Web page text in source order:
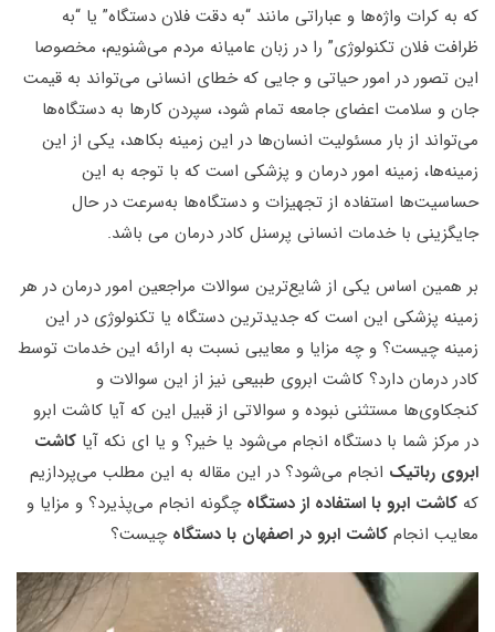
که به کرات واژه‌ها و عباراتی مانند “به دقت فلان دستگاه” یا “به
ظرافت فلان تکنولوژی” را در زبان عامیانه مردم می‌شنویم، مخصوصا
این تصور در امور حیاتی و جایی که خطای انسانی می‌تواند به قیمت
جان و سلامت اعضای جامعه تمام شود، سپردن کارها به دستگاه‌ها
می‌تواند از بار مسئولیت انسان‌ها در این زمینه بکاهد، یکی از این
زمینه‌ها، زمینه امور درمان و پزشکی است که با توجه به این
حساسیت‌ها استفاده از تجهیزات و دستگاه‌ها به‌سرعت در حال
جایگزینی با خدمات انسانی پرسنل کادر درمان می باشد.
بر همین اساس یکی از شایع‌ترین سوالات مراجعین امور درمان در هر
زمینه پزشکی این است که جدیدترین دستگاه یا تکنولوژی در این
زمینه چیست؟ و چه مزایا و معایبی نسبت به ارائه این خدمات توسط
کادر درمان دارد؟ کاشت ابروی طبیعی نیز از این سوالات و
کنجکاوی‌ها مستثنی نبوده و سوالاتی از قبیل این که آیا کاشت ابرو
در مرکز شما با دستگاه انجام می‌شود یا خیر؟ و یا ای نکه آیا کاشت
ابروی رباتیک انجام می‌شود؟ در این مقاله به این مطلب می‌پردازیم
که کاشت ابرو با استفاده از دستگاه چگونه انجام می‌پذیرد؟ و مزایا و
معایب انجام کاشت ابرو در اصفهان با دستگاه چیست؟
نمایشگر
ویدیو